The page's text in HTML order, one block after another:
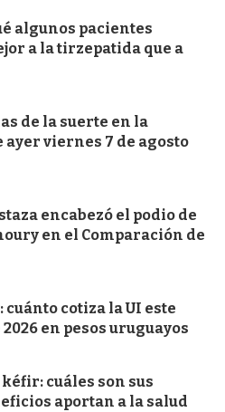
algunos pacientes
a la tirzepatida que a
de la suerte en la
ayer viernes 7 de agosto
encabezó el podio de
en el Comparación de
cotiza la UI este
en pesos uruguayos
cuáles son sus
aportan a la salud